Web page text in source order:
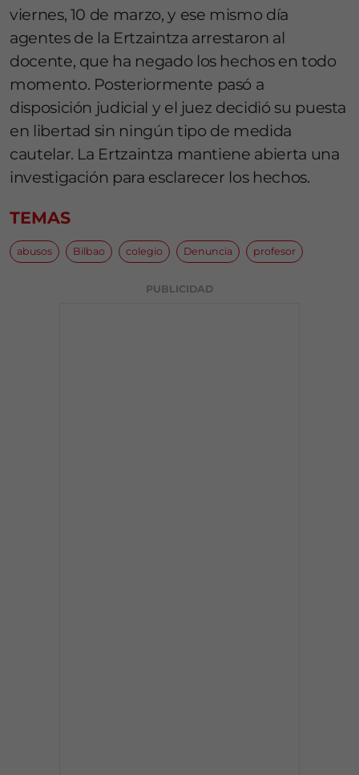
viernes, 10 de marzo, y ese mismo día
agentes de la Ertzaintza arrestaron al
docente, que ha negado los hechos en todo
momento. Posteriormente pasó a
disposición judicial y el juez decidió su puesta
en libertad sin ningún tipo de medida
cautelar. La Ertzaintza mantiene abierta una
investigación para esclarecer los hechos.
TEMAS
abusos Bilbao colegio Denuncia profesor
PUBLICIDAD